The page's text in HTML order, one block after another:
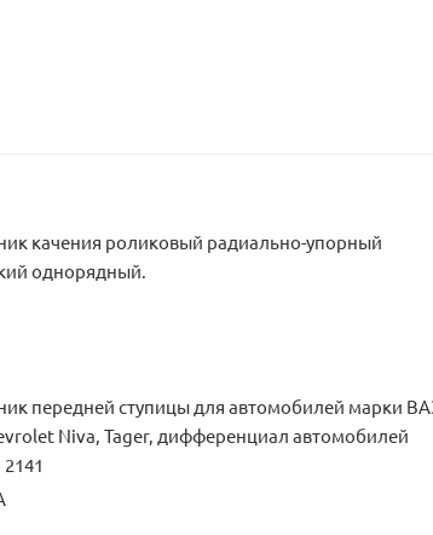
качения роликовый радиально-упорный
однорядный.
передней ступицы для автомобилей марки
Niva, Tager, дифференциал автомобилей